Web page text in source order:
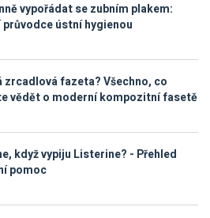
vypořádat se zubním plakem:
ústní hygienou
zrcadlová fazeta? Všechno, co
vědět o moderní kompozitní fasetě
když vypiju Listerine? - Přehled
pomoc